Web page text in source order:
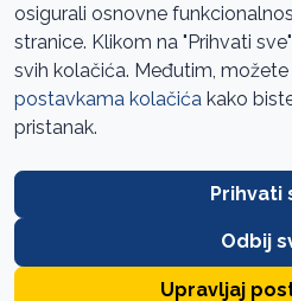
Pristup informacijama
Mapa sajta
Oglasi
FAQ
osigurali osnovne
stranice. Klikom na "Prihvati
svih kolačića. Međutim,
postavkama kolačića kako
pristanak.
Prihvati
Odbij
Upravljaj